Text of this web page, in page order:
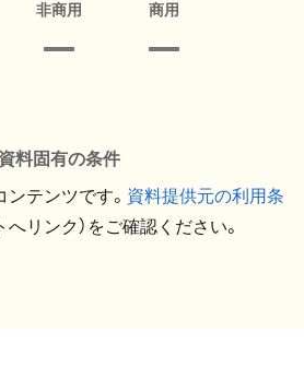
非商用 商用
資料固有の条件
テンツです。 資料提供元の利用条
へリンク）をご確認ください。